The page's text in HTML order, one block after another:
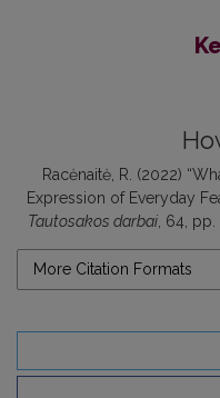
Racėnaitė, R. (2022)
Expression of Everyday
Tautosakos darbai, 64, pp.
More Citation Formats